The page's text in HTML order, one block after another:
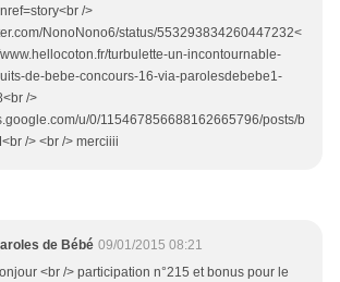
/>
NonoNono6/status/553293834260447232<
www.hellocoton.fr/turbulette-un-incontournable-
de-bebe-concours-16-via-parolesdebebe1-
/>
u/0/115467856688162665796/posts/b
/> <br /> merciiii
de Bébé 09/01/2015 08:21
<br /> participation n°215 et bonus pour le